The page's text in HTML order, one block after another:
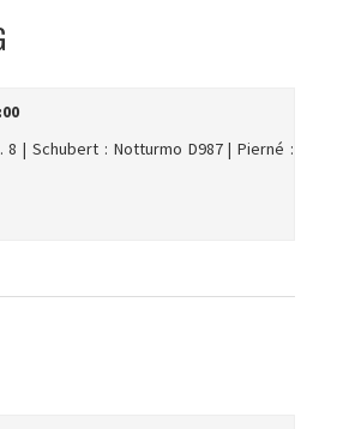
8 | Schubert : Notturmo D987 | Pierné :